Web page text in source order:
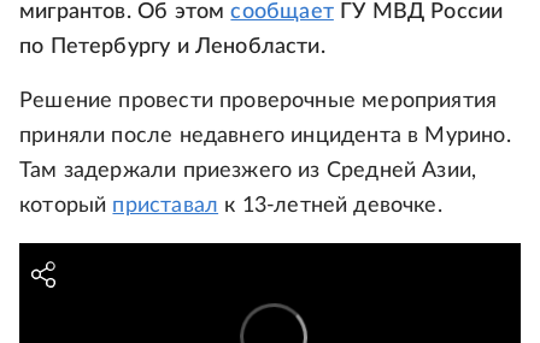
мигрантов. Об этомсообщаетГУ МВД России
по Петербургу и Ленобласти.
Решение провести проверочные мероприятия
приняли после недавнего инцидента в Мурино.
Там задержали приезжего из Средней Азии,
который приставал к 13-летней девочке.